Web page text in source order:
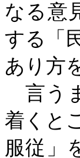
なる意
する「
あり方
言う
着くと
服従」